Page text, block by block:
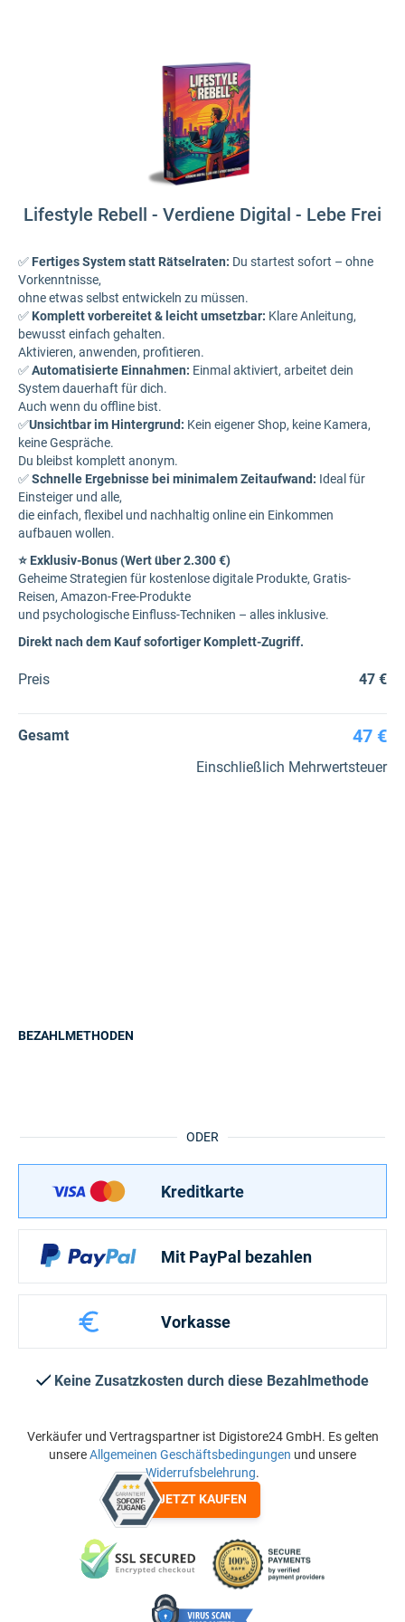
Lifestyle Rebell - Verdiene Digital - Lebe Frei
✅ Fertiges System statt Rätselraten: Du startest sofort – ohne
Vorkenntnisse,
ohne etwas selbst entwickeln zu müssen.
✅ Komplett vorbereitet & leicht umsetzbar: Klare Anleitung,
bewusst einfach gehalten.
Aktivieren, anwenden, profitieren.
✅Automatisierte Einnahmen: Einmal aktiviert, arbeitet dein
System dauerhaft für dich.
Auch wenn du offline bist.
✅Unsichtbar im Hintergrund: Kein eigener Shop, keine Kamera,
keine Gespräche.
Du bleibst komplett anonym.
✅Schnelle Ergebnisse bei minimalem Zeitaufwand: Ideal für
Einsteiger und alle,
die einfach, flexibel und nachhaltig online ein Einkommen
aufbauen wollen.
⭐ Exklusiv-Bonus (Wert über 2.300 €)
Geheime Strategien für kostenlose digitale Produkte, Gratis-
Reisen, Amazon-Free-Produkte
und psychologische Einfluss-Techniken – alles inklusive.
Direkt nach dem Kauf sofortiger Komplett-Zugriff.
Preis 47 €
Gesamt 47 €
Einschließlich Mehrwertsteuer
ODER
BEZAHLMETHODEN
Kreditkarte
Mit PayPal bezahlen
Vorkasse
Keine Zusatzkosten durch diese Bezahlmethode
Verkäufer und Vertragspartner ist Digistore24 GmbH. Es gelten
unsereAllgemeinen Geschäftsbedingungen und unsere
Widerrufsbelehrung.
JETZT KAUFEN